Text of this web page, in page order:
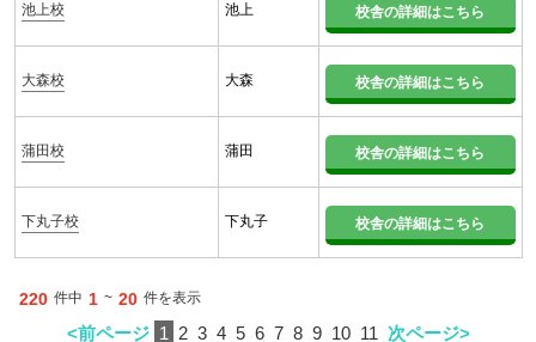
池上校 池上 校舎の詳細はこちら
大森校 大森 校舎の詳細はこちら
蒲田校 蒲田 校舎の詳細はこちら
下丸子校 下丸子 校舎の詳細はこちら
220 件中 1 ~ 20 件を表示
<前ページ 1 2 3 4 5 6 7 8 9 10 11 次ページ>